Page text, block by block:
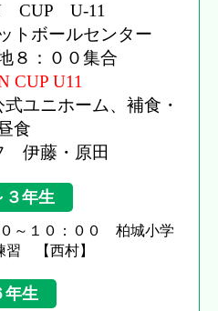
CUP U-11
ボールセンター
：００集合
CUP U11
ユニホーム、補食・
食
伊藤・原田
３年生
～１０：００ 柏城小学
【西村】
年生